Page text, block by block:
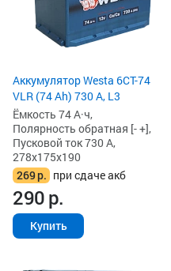
Аккумулятор Westa 6СТ-74
VLR (74 Ah) 730 А, L3
Ёмкость 74 А·ч,
Полярность обратная [- +],
Пусковой ток 730 А,
278x175x190
269р. при сдаче акб
290р.
Купить